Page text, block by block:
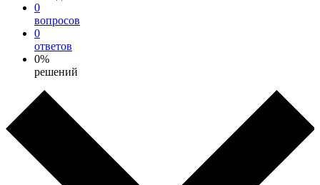
0
вопросов
0
ответов
0%
решений